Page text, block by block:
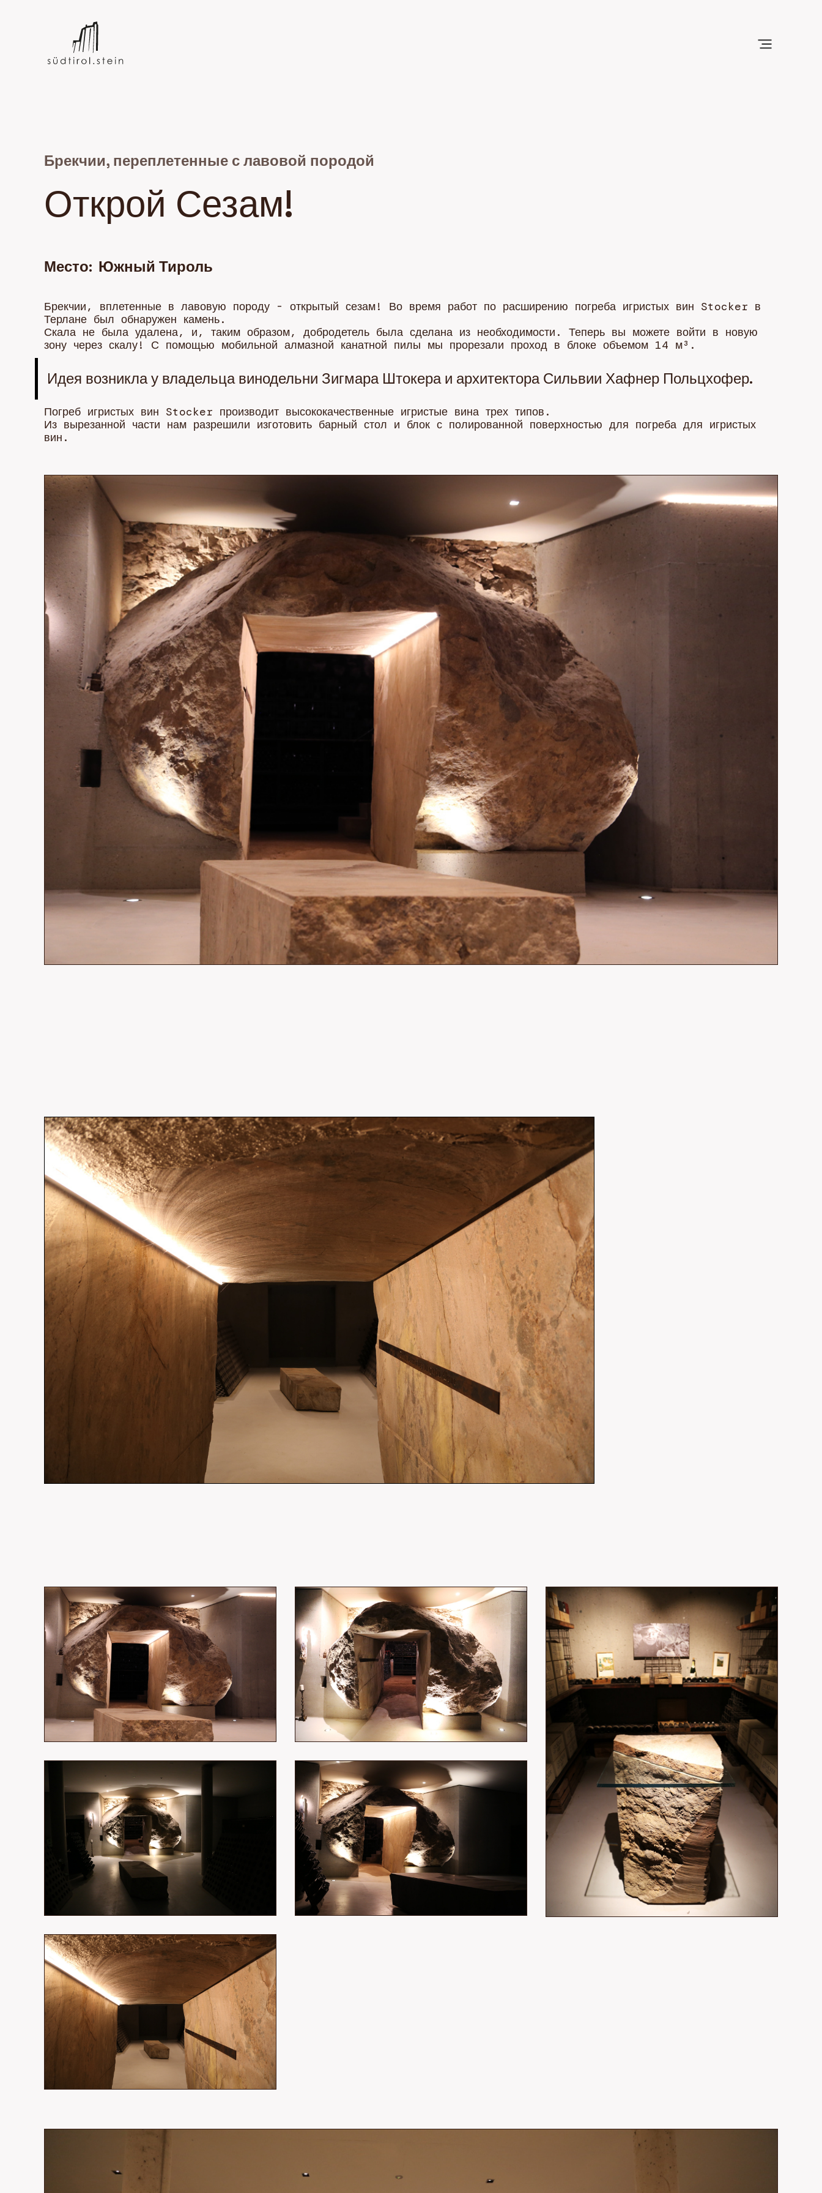
Брекчии, переплетенные с лавовой породой
Открой Сезам!
Место: Южный Тироль
Брекчии, вплетенные в лавовую породу - открытый сезам! Во время работ по расширению погреба игристых вин Stocker в
Терлане был обнаружен камень.
Скала не была удалена, и, таким образом, добродетель была сделана из необходимости. Теперь вы можете войти в новую
зону через скалу! С помощью мобильной алмазной канатной пилы мы прорезали проход в блоке объемом 14 м³.
Идея возникла у владельца винодельни Зигмара Штокера и архитектора Сильвии Хафнер Польцхофер.
Погреб игристых вин Stocker производит высококачественные игристые вина трех типов.
Из вырезанной части нам разрешили изготовить барный стол и блок с полированной поверхностью для погреба для игристых
вин.